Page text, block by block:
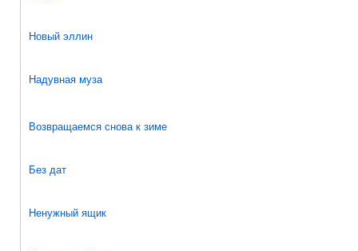
Новый эллин
Надувная муза
Возвращаемся снова к зиме
Без дат
Ненужный ящик